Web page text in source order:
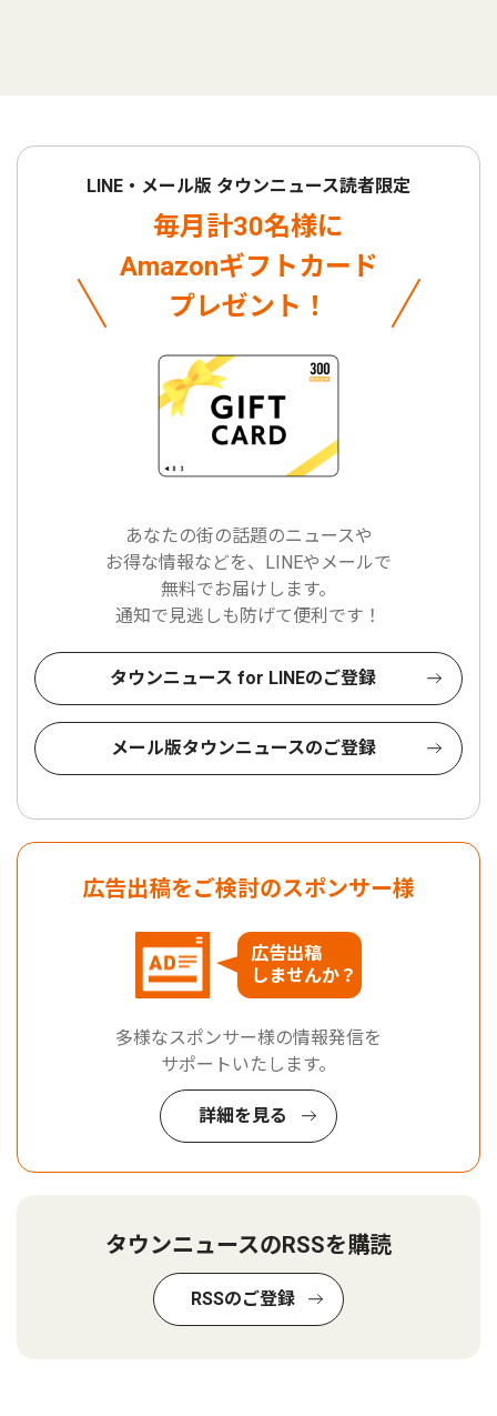
LINE・メール版 タウンニュース読者限定
毎月計30名様に
Amazonギフトカード
プレゼント！
あなたの街の話題のニュースや
お得な情報などを、LINEやメールで
無料でお届けします。
通知で見逃しも防げて便利です！
タウンニュース for LINEのご登録
メール版タウンニュースのご登録
広告出稿をご検討のスポンサー様
広告出稿
しませんか？
多様なスポンサー様の情報発信を
サポートいたします。
詳細を見る
タウンニュースのRSSを購読
RSSのご登録